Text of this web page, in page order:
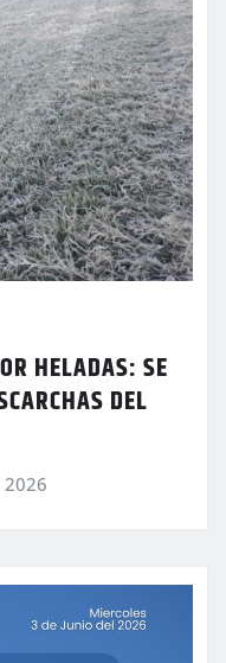
HELADAS: SE
DEL
2026